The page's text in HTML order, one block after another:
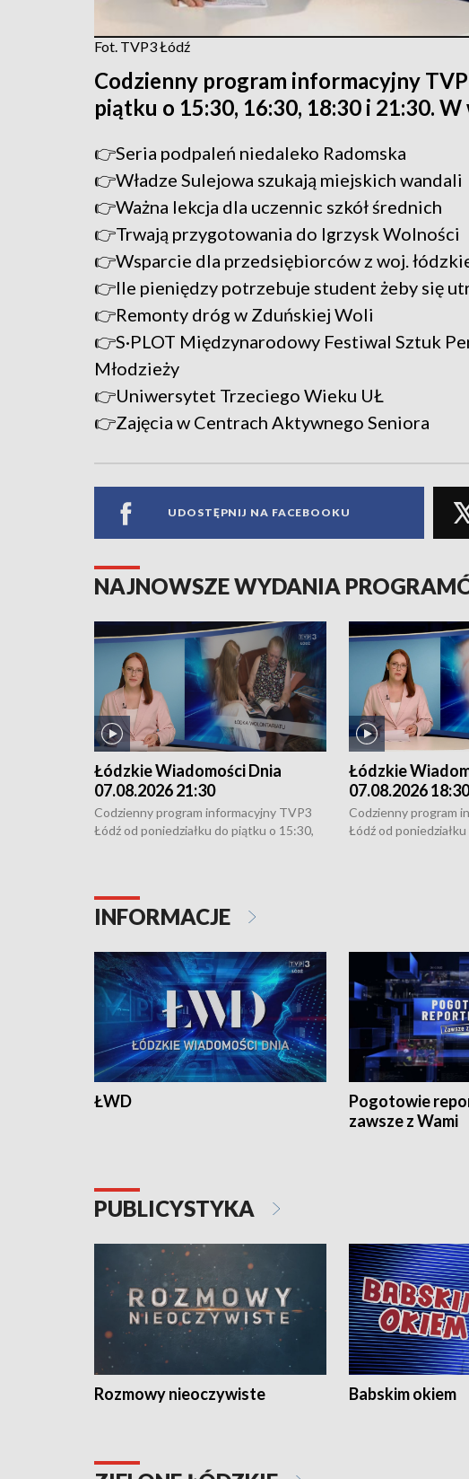
Fot. TVP3 Łódź
Codzienny program informacyjny
piątku o 15:30, 16:30, 18:30 i 21:30.
👉Seria podpaleń niedaleko Radomska
👉Władze Sulejowa szukają miejskich wandali
👉Ważna lekcja dla uczennic szkół średnich
👉Trwają przygotowania do Igrzysk Wolności
👉Wsparcie dla przedsiębiorców z woj.
👉Ile pieniędzy potrzebuje student żeby się
👉Remonty dróg w Zduńskiej Woli
👉S·PLOT Międzynarodowy Festiwal Sztuk
Młodzieży
👉Uniwersytet Trzeciego Wieku UŁ
👉Zajęcia w Centrach Aktywnego Seniora
UDOSTĘPNIJ NA FACEBOOKU
NAJNOWSZE WYDANIA
Łódzkie Wiadomości Dnia
07.08.2026 21:30
Codzienny program informacyjny TVP3
Łódź od poniedziałku do piątku o 15:30,
Łódzkie
07.08.2026 18:30
Codzienny program
Łódź od
INFORMACJE
ŁWD
Pogotowie
zawsze z Wami
PUBLICYSTYKA
Rozmowy nieoczywiste Babskim okiem